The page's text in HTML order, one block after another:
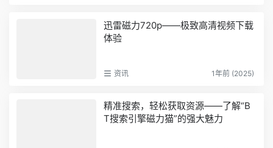
迅雷磁力720p——极致高清视频下载
体验
资讯 1年前 (2025)
精准搜索，轻松获取资源——了解“B
T搜索引擎磁力猫”的强大魅力